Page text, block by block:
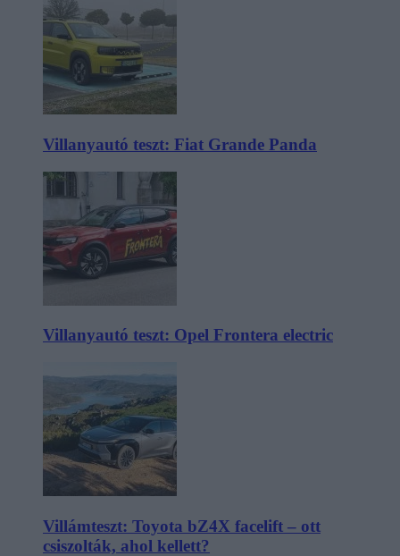
Villanyautó teszt: Fiat Grande Panda
Villanyautó teszt: Opel Frontera electric
Villámteszt: Toyota bZ4X facelift – ott
csiszolták, ahol kellett?